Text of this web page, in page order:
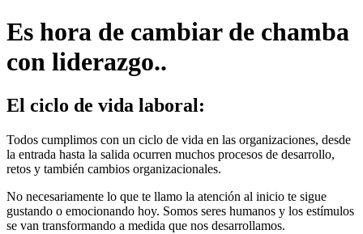
Es hora de cambiar de chamba
con liderazgo..
El ciclo de vida laboral:
Todos cumplimos con un ciclo de vida en las organizaciones, desde
la entrada hasta la salida ocurren muchos procesos de desarrollo,
retos y también cambios organizacionales.
No necesariamente lo que te llamo la atención al inicio te sigue
gustando o emocionando hoy. Somos seres humanos y los estímulos
se van transformando a medida que nos desarrollamos.